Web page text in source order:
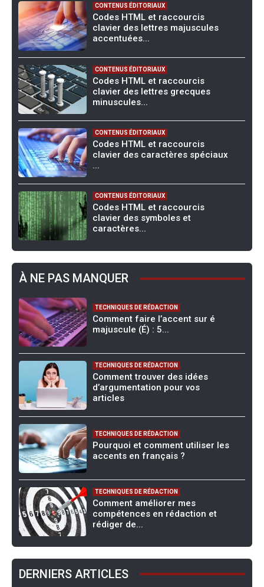
CONTENUS ÉDITORIAUX
Codes HTML et raccourcis
clavier des lettres majuscules
accentuées...
CONTENUS ÉDITORIAUX
Codes HTML et raccourcis
clavier des lettres grecques
minuscules...
CONTENUS ÉDITORIAUX
Codes HTML et raccourcis
clavier des caractères spéciaux
...
CONTENUS ÉDITORIAUX
Codes HTML et raccourcis
clavier des symboles et
caractères...
À NE PAS MANQUER
TECHNIQUES DE RÉDACTION
Comment faire l’accent sur é
majuscule (É) : 5...
TECHNIQUES DE RÉDACTION
Comment trouver des idées
d’argumentation pour vos
articles
TECHNIQUES DE RÉDACTION
Pourquoi et comment utiliser les
accents en français ?
TECHNIQUES DE RÉDACTION
Comment améliorer mes
compétences en rédaction et
rédiger de...
DERNIERS ARTICLES